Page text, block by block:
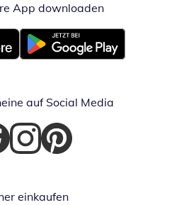
App downloadenÖffnet in
Fenster
Öffnet in neuem Fenster
auf Social Media
in neuem Fenster
Öffnet in neuem Fenster
Öffnet in neuem Fenster
einkaufen